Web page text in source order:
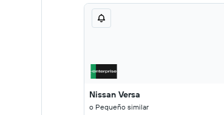
Nissan Versa
o Pequeño similar